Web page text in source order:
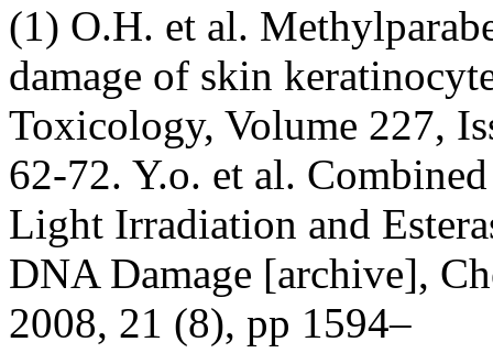
(1) O.H. et al.
damage of skin
Toxicology, Volume 227,
62-72. Y.o. et al.
Light Irradiation and
DNA Damage [archive],
2008, 21 (8), pp 1594–